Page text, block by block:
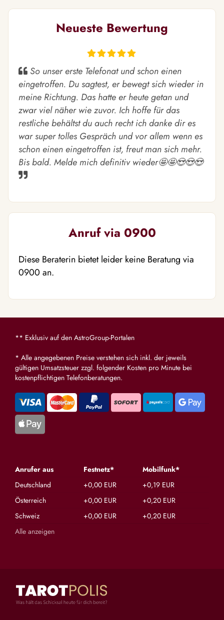
Neueste Bewertung
So unser erste Telefonat und schon einen
eingetroffen. Du sagtest, er bewegt sich wieder in
meine Richtung. Das hatte er heute getan und
zwar viel näher wie zuvor. Ich hoffe für das
restliche behältst du auch recht ich danke dir es
war super tolles Gespräch und vor allem wenn es
schon einen eingetroffen ist, freut man sich mehr.
Bis bald. Melde mich definitiv wieder🤩🤩😍😍😍
Anruf via 0900
Diese Beraterin bietet leider keine Beratung via
0900 an.
** Exklusiv auf den AstroGroup-Portalen
* Alle angegebenen Preise verstehen sich inkl. der jeweils
gültigen Umsatzsteuer zzgl. folgender Kosten pro Minute bei
kostenpflichtigen Telefonberatungen.
Anrufer aus Festnetz*
Mobilfunk*
Deutschland
+0,00 EUR
+0,19 EUR
Österreich
+0,00 EUR
+0,20 EUR
Schweiz
+0,00 EUR
+0,20 EUR
Alle anzeigen